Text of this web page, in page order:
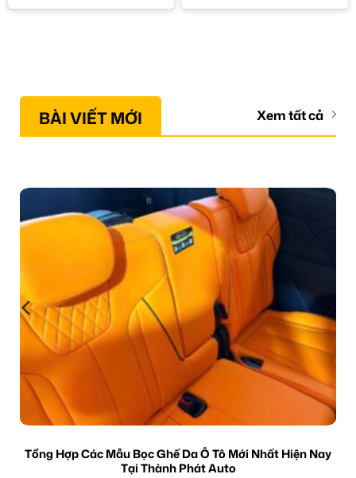
BÀI VIẾT MỚI Xem tất cả
Tổng Hợp Các Mẫu Bọc Ghế Da Ô Tô Mới Nhất Hiện Nay
Tại Thành Phát Auto